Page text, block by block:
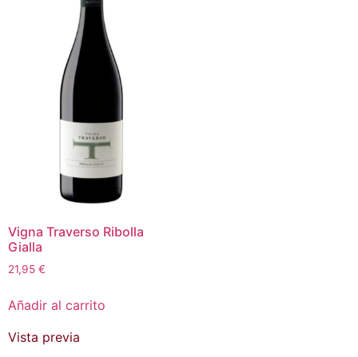
Vigna Traverso Ribolla
Gialla
21,95 €
Añadir al carrito
Vista previa